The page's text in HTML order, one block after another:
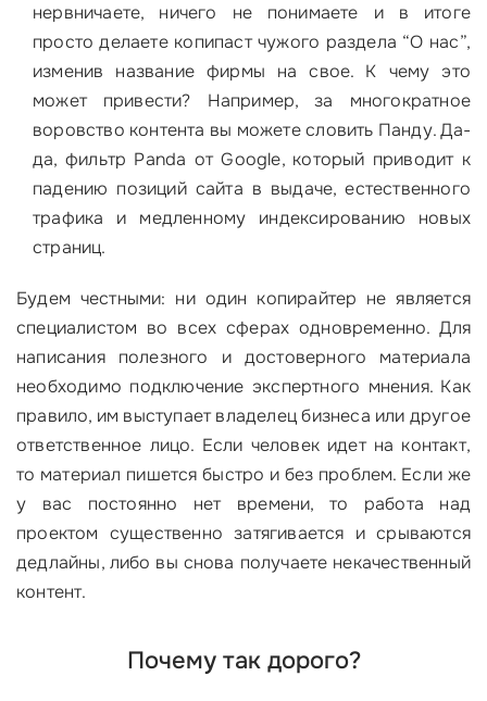
нервничаете, ничего не понимаете и в итоге
просто делаете копипаст чужого раздела “О нас”,
изменив название фирмы на свое. К чему это
может привести? Например, за многократное
воровство контента вы можете словить Панду. Да-
да, фильтр Panda от Google, который приводит к
падению позиций сайта в выдаче, естественного
трафика и медленному индексированию новых
страниц.
Будем честными: ни один копирайтер не является
специалистом во всех сферах одновременно. Для
написания полезного и достоверного материала
необходимо подключение экспертного мнения. Как
правило, им выступает владелец бизнеса или другое
ответственное лицо. Если человек идет на контакт,
то материал пишется быстро и без проблем. Если же
у вас постоянно нет времени, то работа над
проектом существенно затягивается и срываются
дедлайны, либо вы снова получаете некачественный
контент.
Почему так дорого?